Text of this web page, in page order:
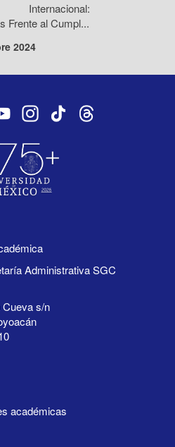
Internacional:
Frente al Cumpl...
2024
Administrativa SGC
s/n
académicas